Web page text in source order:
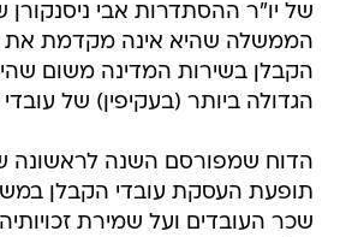
של יו"ר ההסתדרות אבי
הממשלה שהיא אינה מקדמת את
הקבלן בשירות המדינה משום
הגדולה ביותר (בעקיפין) של
הדוח שמפורסם השנה לראשונה
תופעת העסקת עובדי הקבלן
שכר העובדים ועל שמירת